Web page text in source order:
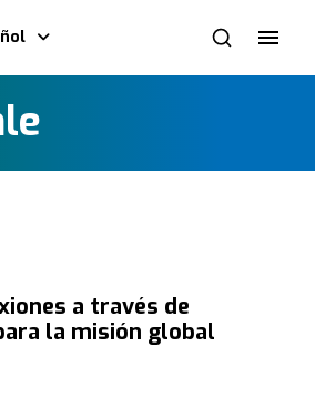
a través de
la misión global